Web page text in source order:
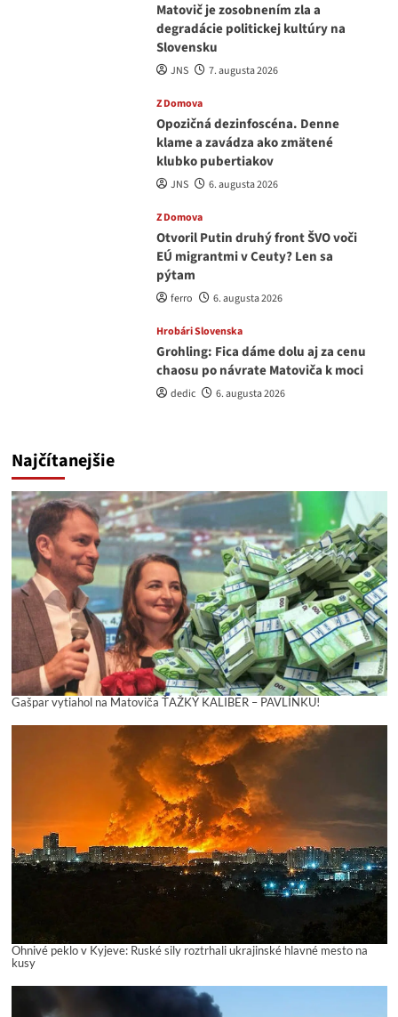
Matovič je zosobnením zla a
degradácie politickej kultúry na
Slovensku
JNS 7. augusta 2026
Z Domova
Opozičná dezinfoscéna. Denne
klame a zavádza ako zmätené
klubko pubertiakov
JNS 6. augusta 2026
Z Domova
Otvoril Putin druhý front ŠVO voči
EÚ migrantmi v Ceuty? Len sa
pýtam
ferro 6. augusta 2026
Hrobári Slovenska
Grohling: Fica dáme dolu aj za cenu
chaosu po návrate Matoviča k moci
dedic 6. augusta 2026
Najčítanejšie
Gašpar vytiahol na Matoviča ŤAŽKÝ KALIBER – PAVLÍNKU!
Ohnivé peklo v Kyjeve: Ruské sily roztrhali ukrajinské hlavné mesto na
kusy